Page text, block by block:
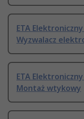
ETA
Wyzwalacz
ETA
Montaż wtykowy